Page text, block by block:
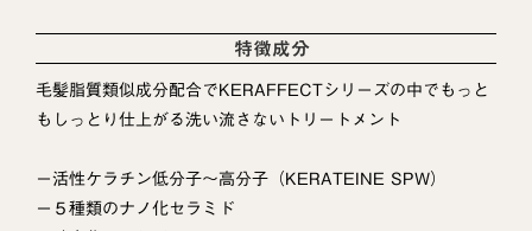
特徴成分
毛髪脂質類似成分配合でKERAFFECTシリーズの中でもっと
もしっとり仕上がる洗い流さないトリートメント
ー活性ケラチン低分子～高分子（KERATEINE SPW）
ー５種類のナノ化セラミド